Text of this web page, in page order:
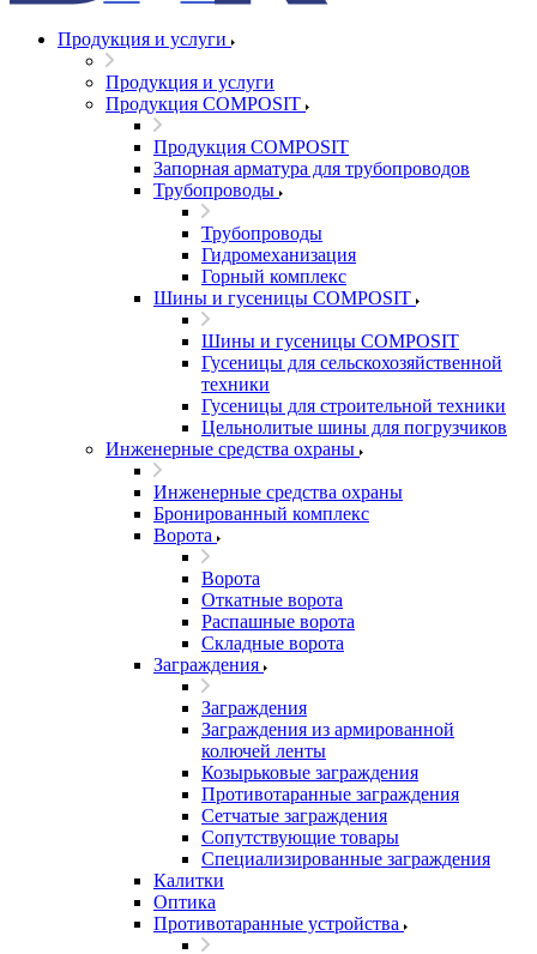
Продукция и услуги
Продукция и услуги
Продукция COMPOSIT
Продукция COMPOSIT
Запорная арматура для трубопроводов
Трубопроводы
Трубопроводы
Гидромеханизация
Горный комплекс
Шины и гусеницы COMPOSIT
Шины и гусеницы COMPOSIT
Гусеницы для сельскохозяйственной
техники
Гусеницы для строительной техники
Цельнолитые шины для погрузчиков
Инженерные средства охраны
Инженерные средства охраны
Бронированный комплекс
Ворота
Ворота
Откатные ворота
Распашные ворота
Складные ворота
Заграждения
Заграждения
Заграждения из армированной
колючей ленты
Козырьковые заграждения
Противотаранные заграждения
Сетчатые заграждения
Сопутствующие товары
Специализированные заграждения
Калитки
Оптика
Противотаранные устройства